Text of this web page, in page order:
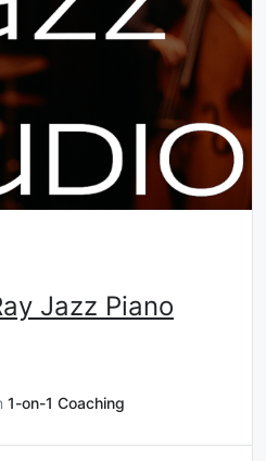
Jazz Piano
1-on-1 Coaching